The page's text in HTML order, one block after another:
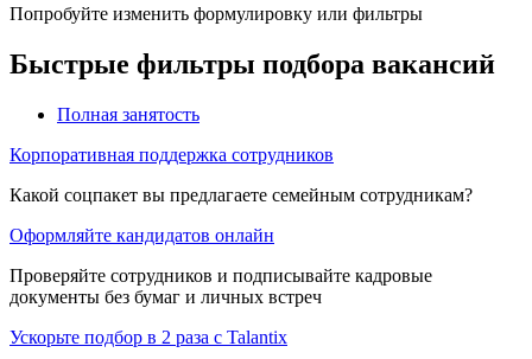
Попробуйте изменить формулировку или фильтры
Быстрые фильтры подбора вакансий
Полная занятость
Корпоративная поддержка сотрудников
Какой соцпакет вы предлагаете семейным сотрудникам?
Оформляйте кандидатов онлайн
Проверяйте сотрудников и подписывайте кадровые
документы без бумаг и личных встреч
Ускорьте подбор в 2 раза с Talantix